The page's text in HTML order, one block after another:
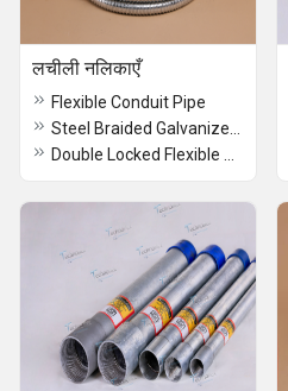
लचीली नलिकाएँ
Flexible Conduit Pipe